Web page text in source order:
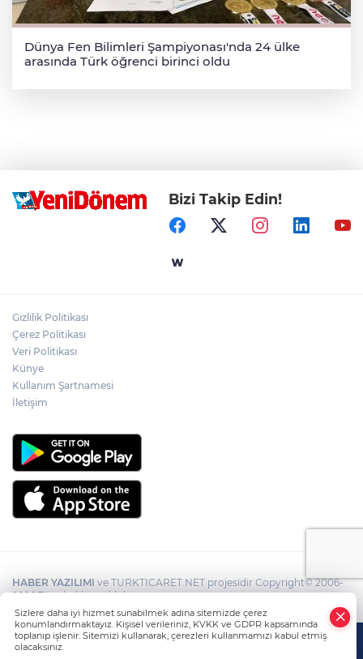
Dünya Fen Bilimleri Şampiyonası'nda 24 ülke
arasında Türk öğrenci birinci oldu
Bizi Takip Edin!
Gizlilik Politikası
Çerez Politikası
Veri Politikası
Künye
Kullanım Şartnamesi
İletişim
HABER YAZILIMI ve TURKTICARET.NET projesidir Copyright© 2006-
2026 Tüm hakları saklıdır.
Sizlere daha iyi hizmet sunabilmek adına sitemizde çerez
konumlandırmaktayız. Kişisel verileriniz, KVKK ve GDPR kapsamında
toplanıp işlenir. Sitemizi kullanarak, çerezleri kullanmamızı kabul etmiş
olacaksınız.